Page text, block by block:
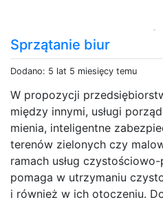
Sprzątanie biur
Dodano: 5 lat 5 miesięcy temu
W propozycji
między innymi, usługi
mienia, inteligentne
terenów zielonych czy
ramach usług
pomaga w utrzymaniu
i również w ich otoczeniu.